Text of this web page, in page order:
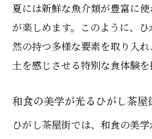
夏には新鮮な魚介類が豊富に
が楽しめます。このように、
然の持つ多様な要素を取り入
土を感じさせる特別な食体験を
和食の美学が光るひがし茶屋
ひがし茶屋街では、和食の美